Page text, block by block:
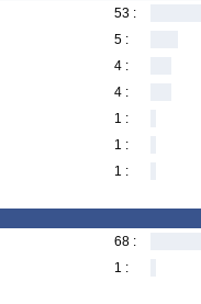
53 :
5 :
4 :
4 :
1 :
1 :
1 :
68 :
1 :